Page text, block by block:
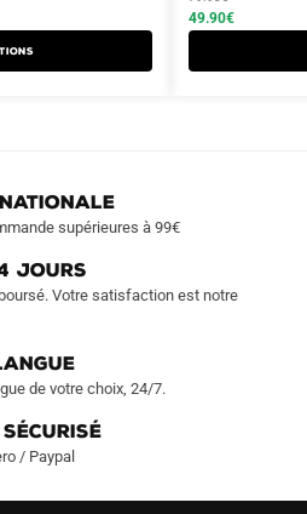
initial
était :
49.90€
actuel
est :
a
la
supérieures à 99€
JOURS
Votre satisfaction est notre
de votre choix, 24/7.
Sécurisé
/ Paypal